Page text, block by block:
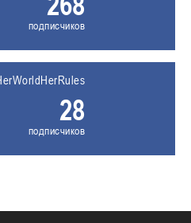
подписчиков
28
подписчиков